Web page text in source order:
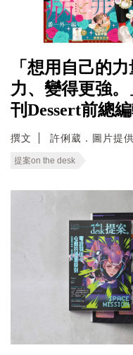
「想用自己的
力、變得更強
刊Dessert前總
撰文 許俐葳．圖片提
提案on the desk